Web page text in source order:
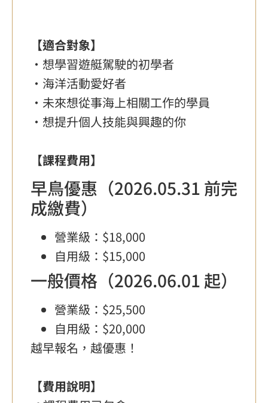
【適合對象】
・想學習遊艇駕駛的初學者
・海洋活動愛好者
・未來想從事海上相關工作的學員
・想提升個人技能與興趣的你
【課程費用】
早鳥優惠（2026.05.31 前完
成繳費）
營業級：$18,000
自用級：$15,000
一般價格（2026.06.01 起）
營業級：$25,500
自用級：$20,000
越早報名，越優惠！
【費用說明】